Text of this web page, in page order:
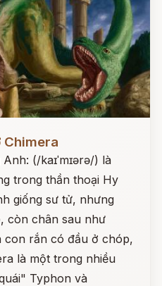
Chimera
(/kaɪˈmɪərə/) là
trong thần thoại Hy
giống sư tử, nhưng
còn chân sau như
rắn có đầu ở chóp,
là một trong nhiều
Typhon và